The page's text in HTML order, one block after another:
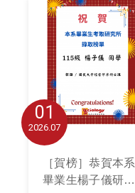
01
07
2026
［賀榜］恭賀本系
畢業生楊子儀研究